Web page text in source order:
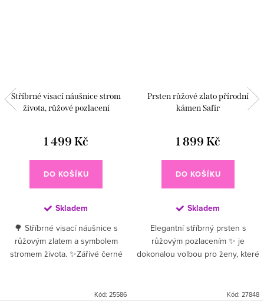
Stříbrné visací náušnice strom
života, růžové pozlacení
1 499 Kč
DO KOŠÍKU
Skladem
🌳 Stříbrné visací náušnice s
růžovým zlatem a symbolem
stromem života. ✨Zářivé černé
růžovým zlatem 💗...
Kód: 25586
Prsten růžové zlato přírodní
kámen Safír
1 899 Kč
DO KOŠÍKU
Skladem
Elegantní stříbrný prsten s
růžovým pozlacením ✨ je
dokonalou volbou pro ženy, které
stříbra a teplého odstínu...
Kód: 27848